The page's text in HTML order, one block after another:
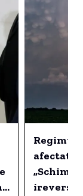
Regimul
afectat